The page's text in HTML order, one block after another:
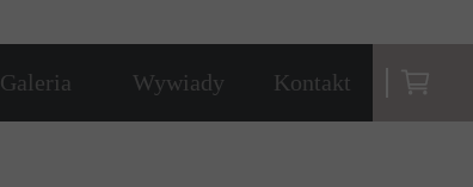
Galeria Wywiady Kontakt